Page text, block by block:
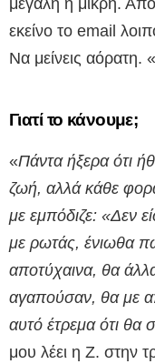
εκείνο το email
Να μείνεις αόρατη.
Γιατί το κάνουμε;
«Πάντα ήξερα ότι
ζωή, αλλά κάθε
με εμπόδιζε: «Δεν
με ρωτάς, ένιωθα
αποτύχαινα, θα
αγαπούσαν, θα με
αυτό έτρεμα ότι
μου λέει η Ζ. στην